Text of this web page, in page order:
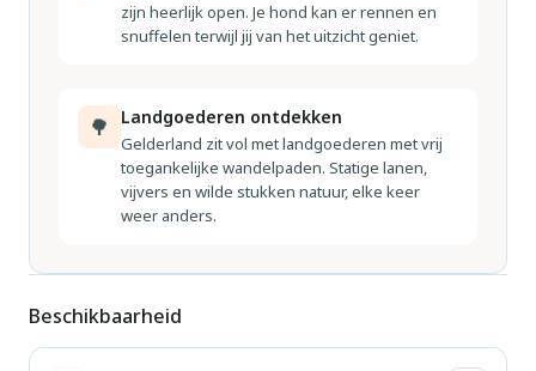
zijn heerlijk open. Je hond kan er rennen en
snuffelen terwijl jij van het uitzicht geniet.
🌳 Landgoederen ontdekken
Gelderland zit vol met landgoederen met vrij
toegankelijke wandelpaden. Statige lanen,
vijvers en wilde stukken natuur, elke keer
weer anders.
Beschikbaarheid